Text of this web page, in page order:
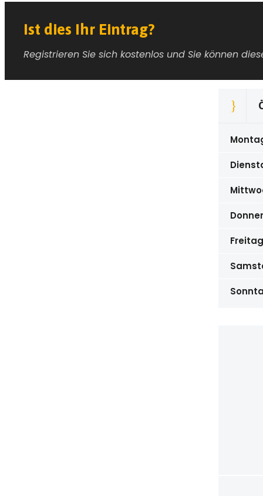
Ist dies Ihr Eintrag?
Registrieren Sie sich kostenlos und Sie können
Freitag